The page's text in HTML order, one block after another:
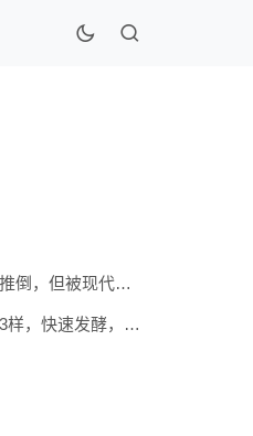
细说中医发展史，千年根基不会被推倒，但被现代医疗模式堵住出路
天冷发面，不要只放酵母！多加这3样，快速发酵，蓬松香软弹性十足